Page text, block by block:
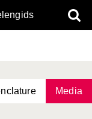
Media